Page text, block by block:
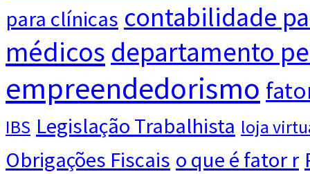
para clínicas contabilidade
médicos departamento
empreendedorismo
IBS Legislação Trabalhista loja
Obrigações Fiscais o que é fator r